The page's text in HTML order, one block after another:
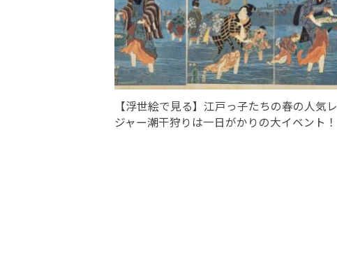
【浮世絵で見る】江戸っ子たちの春の人気レ
ジャー潮干狩りは一日がかりの大イベント！